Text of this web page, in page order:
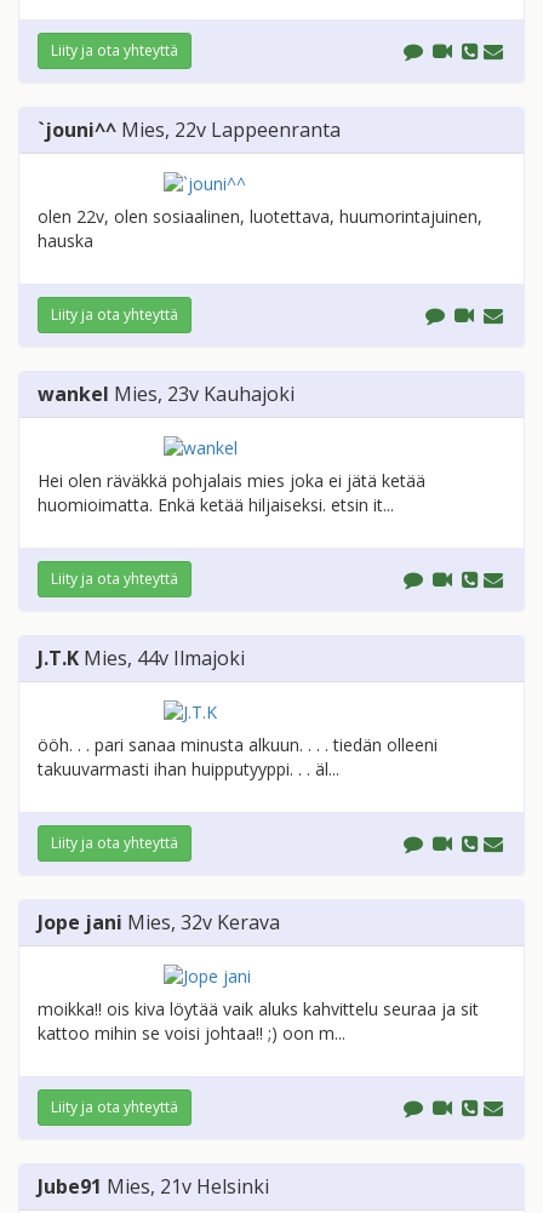
Liity ja ota yhteyttä
`jouni^^ Mies, 22v Lappeenranta
olen 22v, olen sosiaalinen, luotettava, huumorintajuinen,
hauska
Liity ja ota yhteyttä
wankel Mies, 23v Kauhajoki
Hei olen räväkkä pohjalais mies joka ei jätä ketää
huomioimatta. Enkä ketää hiljaiseksi. etsin it...
Liity ja ota yhteyttä
J.T.K Mies, 44v Ilmajoki
ööh. . . pari sanaa minusta alkuun. . . . tiedän olleeni
takuuvarmasti ihan huipputyyppi. . . äl...
Liity ja ota yhteyttä
Jope jani Mies, 32v Kerava
moikka!! ois kiva löytää vaik aluks kahvittelu seuraa ja sit
kattoo mihin se voisi johtaa!! ;) oon m...
Liity ja ota yhteyttä
Jube91 Mies, 21v Helsinki